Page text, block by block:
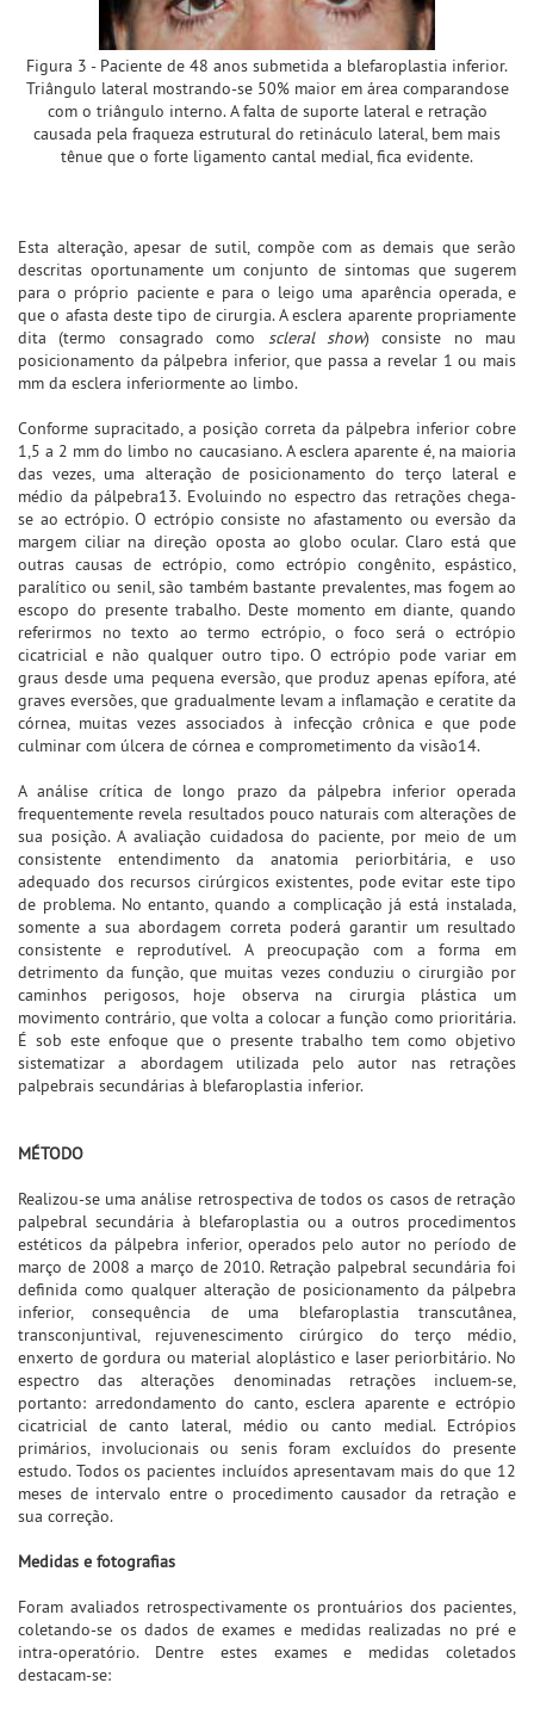
Figura 3 - Paciente de 48 anos submetida a blefaroplastia inferior.
Triângulo lateral mostrando-se 50% maior em área comparandose
com o triângulo interno. A falta de suporte lateral e retração
causada pela fraqueza estrutural do retináculo lateral, bem mais
tênue que o forte ligamento cantal medial, fica evidente.
Esta alteração, apesar de sutil, compõe com as demais que serão
descritas oportunamente um conjunto de sintomas que sugerem
para o próprio paciente e para o leigo uma aparência operada, e
que o afasta deste tipo de cirurgia. A esclera aparente propriamente
dita (termo consagrado como scleral show) consiste no mau
posicionamento da pálpebra inferior, que passa a revelar 1 ou mais
mm da esclera inferiormente ao limbo.
Conforme supracitado, a posição correta da pálpebra inferior cobre
1,5 a 2 mm do limbo no caucasiano. A esclera aparente é, na maioria
das vezes, uma alteração de posicionamento do terço lateral e
médio da pálpebra13. Evoluindo no espectro das retrações chega-
se ao ectrópio. O ectrópio consiste no afastamento ou eversão da
margem ciliar na direção oposta ao globo ocular. Claro está que
outras causas de ectrópio, como ectrópio congênito, espástico,
paralítico ou senil, são também bastante prevalentes, mas fogem ao
escopo do presente trabalho. Deste momento em diante, quando
referirmos no texto ao termo ectrópio, o foco será o ectrópio
cicatricial e não qualquer outro tipo. O ectrópio pode variar em
graus desde uma pequena eversão, que produz apenas epífora, até
graves eversões, que gradualmente levam a inflamação e ceratite da
córnea, muitas vezes associados à infecção crônica e que pode
culminar com úlcera de córnea e comprometimento da visão14.
A análise crítica de longo prazo da pálpebra inferior operada
frequentemente revela resultados pouco naturais com alterações de
sua posição. A avaliação cuidadosa do paciente, por meio de um
consistente entendimento da anatomia periorbitária, e uso
adequado dos recursos cirúrgicos existentes, pode evitar este tipo
de problema. No entanto, quando a complicação já está instalada,
somente a sua abordagem correta poderá garantir um resultado
consistente e reprodutível. A preocupação com a forma em
detrimento da função, que muitas vezes conduziu o cirurgião por
caminhos perigosos, hoje observa na cirurgia plástica um
movimento contrário, que volta a colocar a função como prioritária.
É sob este enfoque que o presente trabalho tem como objetivo
sistematizar a abordagem utilizada pelo autor nas retrações
palpebrais secundárias à blefaroplastia inferior.
MÉTODO
Realizou-se uma análise retrospectiva de todos os casos de retração
palpebral secundária à blefaroplastia ou a outros procedimentos
estéticos da pálpebra inferior, operados pelo autor no período de
março de 2008 a março de 2010. Retração palpebral secundária foi
definida como qualquer alteração de posicionamento da pálpebra
inferior, consequência de uma blefaroplastia transcutânea,
transconjuntival, rejuvenescimento cirúrgico do terço médio,
enxerto de gordura ou material aloplástico e laser periorbitário. No
espectro das alterações denominadas retrações incluem-se,
portanto: arredondamento do canto, esclera aparente e ectrópio
cicatricial de canto lateral, médio ou canto medial. Ectrópios
primários, involucionais ou senis foram excluídos do presente
estudo. Todos os pacientes incluídos apresentavam mais do que 12
meses de intervalo entre o procedimento causador da retração e
sua correção.
Medidas e fotografias
Foram avaliados retrospectivamente os prontuários dos pacientes,
coletando-se os dados de exames e medidas realizadas no pré e
intra-operatório. Dentre estes exames e medidas coletados
destacam-se: